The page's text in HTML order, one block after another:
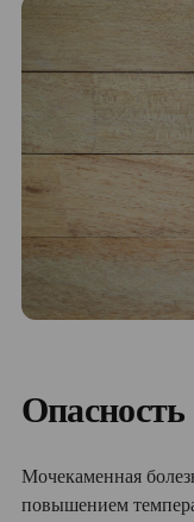
Мочекаменная
повышением